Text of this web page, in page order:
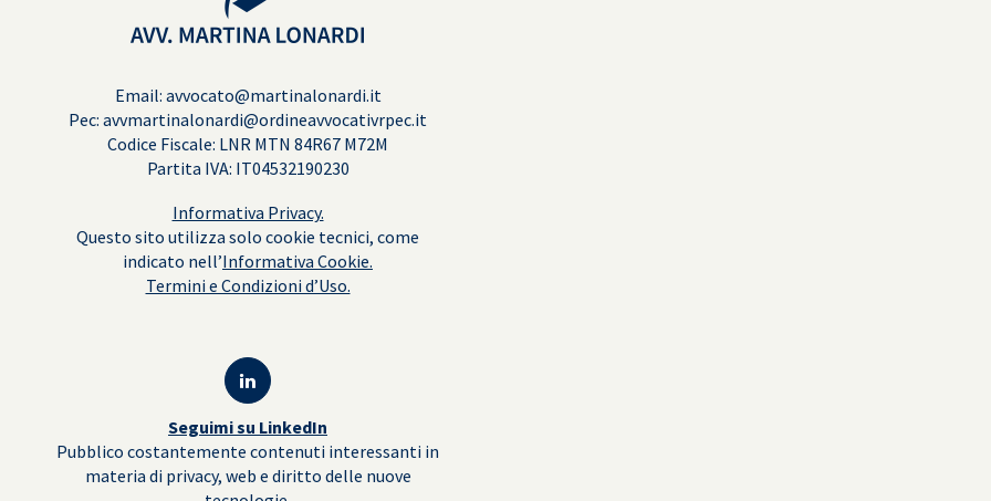
Email: avvocato@martinalonardi.it
Pec: avvmartinalonardi@ordineavvocativrpec.it
Codice Fiscale: LNR MTN 84R67 M72M
Partita IVA: IT04532190230
Informativa Privacy.
Questo sito utilizza solo cookie tecnici, come
indicato nell’Informativa Cookie.
Termini e Condizioni d’Uso.
Seguimi su LinkedIn
Pubblico costantemente contenuti interessanti in
materia di privacy, web e diritto delle nuove